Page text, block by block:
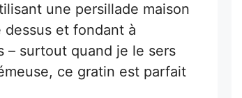
une persillade maison
et fondant à
– surtout quand je le sers
ce gratin est parfait